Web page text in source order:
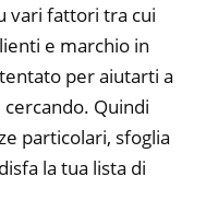
vari fattori tra cui
e marchio in
per aiutarti a
Quindi
particolari, sfoglia
la tua lista di